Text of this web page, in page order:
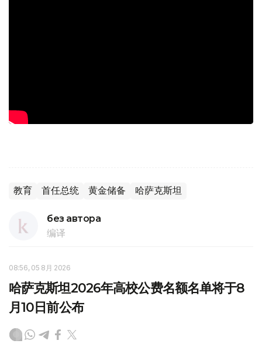
教育 首任总统 黄金储备 哈萨克斯坦
без автора
编译
08:56, 05 8月 2026
哈萨克斯坦2026年高校公费名额名单将于8
月10日前公布